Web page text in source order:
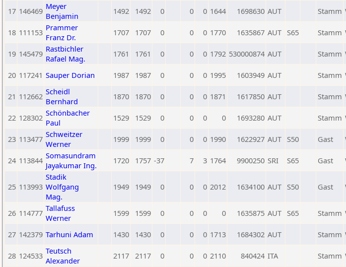
17 146469 Meyer
Benjamin
1492 1492 0 0 0 1644 1698630 AUT Stamm
18 111153 Prammer
Franz Dr.
1707 1707 0 0 0 1770 1635867 AUT S65 Stamm
19 145479 Rastbichler
Rafael Mag.
1761 1761 0 0 0 1792 530000874 AUT Stamm
20 117241 Sauper Dorian 1987 1987 0 0 0 1995 1603949 AUT Stamm
21 112662 Scheidl
Bernhard
1870 1870 0 0 0 1871 1617850 AUT Stamm
22 128302 Schönbacher
Paul
1529 1529 0 0 0 0 1693280 AUT Stamm
23 113477 Schweitzer
Werner
1999 1999 0 0 0 1990 1622927 AUT S50 Gast
24 113844 Somasundram
Jayakumar Ing.
1720 1757 -37 7 3 1764 9900250 SRI S65 Gast
25 113993
Stadik
Wolfgang
Mag.
1949 1949 0 0 0 2012 1634100 AUT S50 Gast
26 114777 Tallafuss
Werner
1599 1599 0 0 0 0 1635875 AUT S65 Stamm
27 142379 Tarhuni Adam 1430 1430 0 0 0 1713 1684302 AUT Stamm
28 124533 Teutsch
Alexander
2117 2117 0 0 0 2110 840424 ITA Stamm